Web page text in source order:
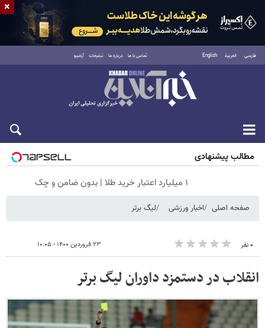
فارسی العربية English تماس با ما درباره ما تبلیغات آرشیو
جمعه ۱۶ مرداد ۱۴۰۵
مطالب پیشنهادی
۱ میلیارد اعتبار خرید طلا | بدون ضامن و چک
صفحه اصلی اخبار ورزشی لیگ برتر
۰ نفر ۲۳ فروردین ۱۴۰۰ - ۱۰:۰۵
انقلاب در دستمزد داوران لیگ برتر
×